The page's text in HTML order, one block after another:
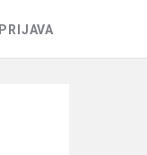
PRIJAVA